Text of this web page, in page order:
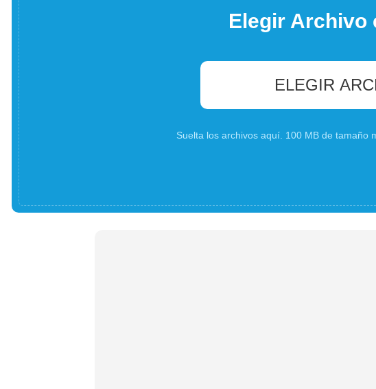
Elegir Archivo
ELEGIR
Suelta los archivos aquí. 100 MB de tamaño